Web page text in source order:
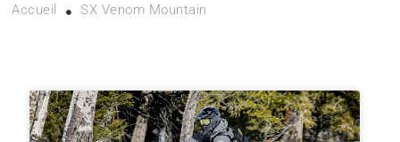
Accueil SX Venom Mountain